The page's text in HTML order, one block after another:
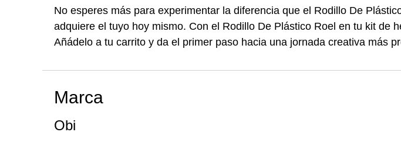
No esperes más para experimentar la diferencia que el Rodillo De
adquiere el tuyo hoy mismo. Con el Rodillo De Plástico Roel en tu kit de
Añádelo a tu carrito y da el primer paso hacia una jornada creativa más
Marca
Obi